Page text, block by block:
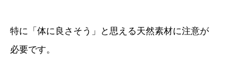
特に「体に良さそう」と思える天然素材に注意が
必要です。